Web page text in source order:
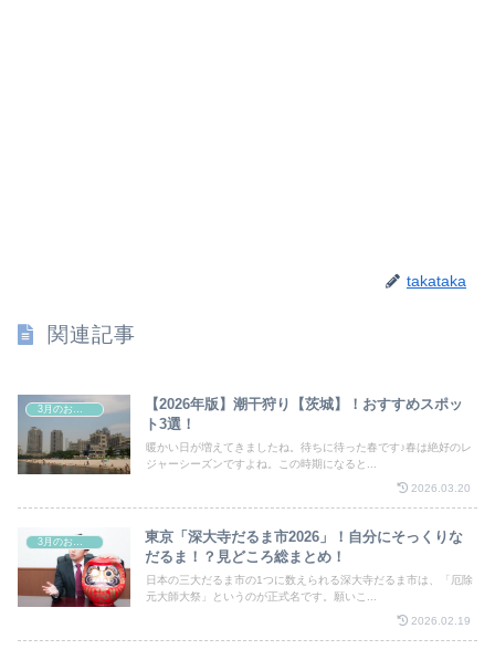
takataka
関連記事
3月のお祭り
【2026年版】潮干狩り【茨城】！おすすめスポッ
ト3選！
暖かい日が増えてきましたね。待ちに待った春です♪春は絶好のレ
ジャーシーズンですよね。この時期になると...
2026.03.20
3月のお祭り
東京「深大寺だるま市2026」！自分にそっくりな
だるま！？見どころ総まとめ！
日本の三大だるま市の1つに数えられる深大寺だるま市は、「厄除
元大師大祭」というのが正式名です。願いこ...
2026.02.19